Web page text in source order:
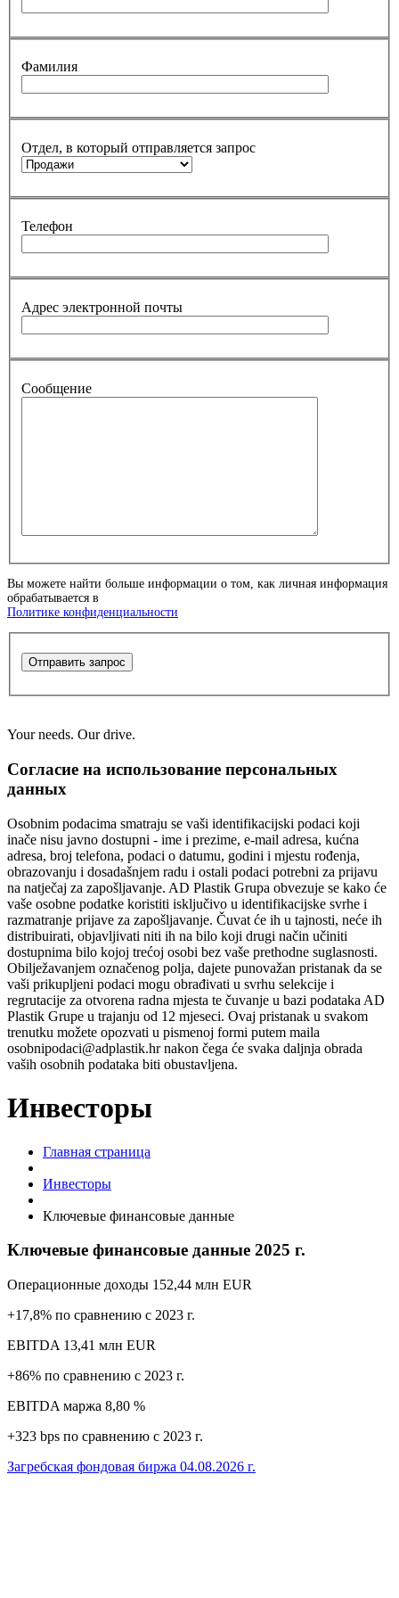
Фамилия
Отдел, в который отправляется запрос
Телефон
Адрес электронной почты
Сообщение
Вы можете найти больше информации о том, как личная информация
обрабатывается в
Политике конфиденциальности
Отправить запрос
Your needs. Our drive.
Согласие на использование персональных
данных
Osobnim podacima smatraju se vaši identifikacijski podaci koji
inače nisu javno dostupni - ime i prezime, e-mail adresa, kućna
adresa, broj telefona, podaci o datumu, godini i mjestu rođenja,
obrazovanju i dosadašnjem radu i ostali podaci potrebni za prijavu
na natječaj za zapošljavanje. AD Plastik Grupa obvezuje se kako će
vaše osobne podatke koristiti isključivo u identifikacijske svrhe i
razmatranje prijave za zapošljavanje. Čuvat će ih u tajnosti, neće ih
distribuirati, objavljivati niti ih na bilo koji drugi način učiniti
dostupnima bilo kojoj trećoj osobi bez vaše prethodne suglasnosti.
Obilježavanjem označenog polja, dajete punovažan pristanak da se
vaši prikupljeni podaci mogu obrađivati u svrhu selekcije i
regrutacije za otvorena radna mjesta te čuvanje u bazi podataka AD
Plastik Grupe u trajanju od 12 mjeseci. Ovaj pristanak u svakom
trenutku možete opozvati u pismenoj formi putem maila
osobnipodaci@adplastik.hr nakon čega će svaka daljnja obrada
vaših osobnih podataka biti obustavljena.
Инвесторы
Главная страница
Инвесторы
Ключевые финансовые данные
Ключевые финансовые данные 2025 г.
Операционные доходы 152,44 млн EUR
+17,8% по сравнению с 2023 г.
EBITDA 13,41 млн EUR
+86% по сравнению с 2023 г.
EBITDA маржа 8,80 %
+323 bps по сравнению с 2023 г.
Загребская фондовая биржа 04.08.2026 г.